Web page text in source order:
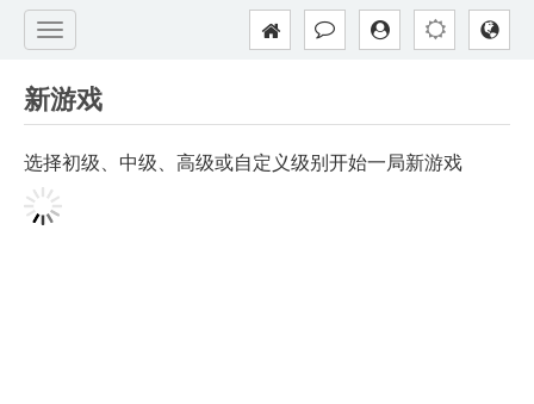
新游戏
选择初级、中级、高级或自定义级别开始一局新游戏